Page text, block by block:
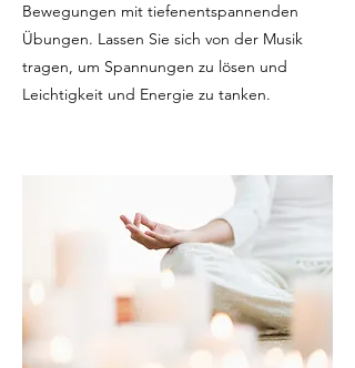
Bewegungen mit tiefenentspannenden
Übungen. Lassen Sie sich von der Musik
tragen, um Spannungen zu lösen und
Leichtigkeit und Energie zu tanken.